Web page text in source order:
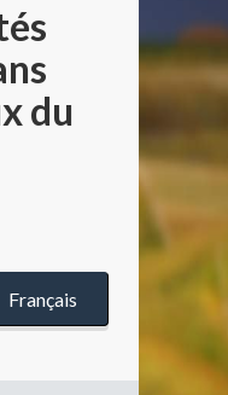
du
duFrançais